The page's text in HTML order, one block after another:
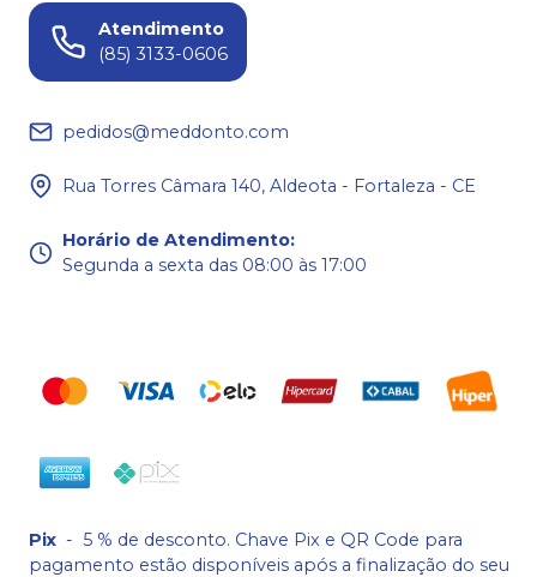
Atendimento
(85) 3133-0606
pedidos@meddonto.com
Rua Torres Câmara 140, Aldeota - Fortaleza - CE
Horário de Atendimento:
Segunda a sexta das 08:00 às 17:00
Pix - 5 % de desconto. Chave Pix e QR Code para
pagamento estão disponíveis após a finalização do seu